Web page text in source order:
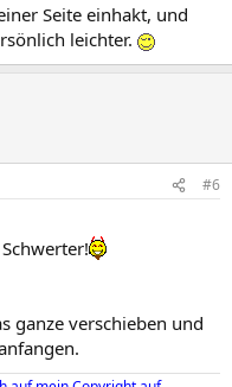
Seite einhakt, und
leichter.
#6
ganze verschieben und